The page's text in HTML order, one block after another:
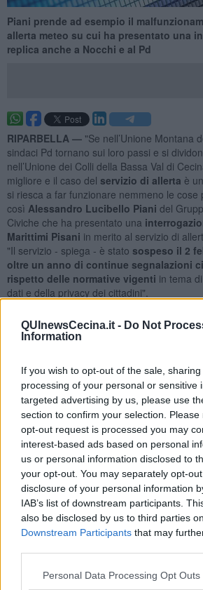
QUInewsCecina.it - Do Not
Information
If you wish to opt-out of the sale,
processing of your personal or sensitive
targeted advertising by us, please use
section to confirm your selection.
opt-out request is processed you may
interest-based ads based on personal
us or personal information disclosed to
your opt-out. You may separately opt-
disclosure of your personal information
IAB’s list of downstream participants.
also be disclosed by us to third parties
Downstream Participants that may
Personal Data Processing Opt Outs
Piani prende ad esempio il
allerta meteo su cui ha presentato una
replica anche a Nocchi e al Pd
RIPARBELLA — "Se nell’Unione Montana
sindaci Pd tornano sui loro passi e si
nell’Unione dei Colli della Bassa Val di
migliore e il caso del servizio di allerta è
si riesca a far funzionare nemmeno le cose
così Alessandro Lucibello Piani del
Civiche che ha presentato una
Marittimi Pisani in merito al servizio di
"Il servizio - spiega - è stato sospeso il 2
oltre un anno di continue segnalazioni
rispetto delle normative vigenti in tema
dati e della privacy dei cittadini".
"Il servizio - illustra - permetteva a chiunque
un qualsiasi numero di telefonosenza
titolari o meno di quel numero;
nemmeno di cosa si veniva eventualmente
gestore della banca dati".
Ad inizio febbraio "il responsabile del
Pollina si è attivato e ha sospeso il servizio
concessionaria 'sistemasse' le irregolarità".
Piani - trascorso oltre un mese da tale
risulta ancora inattivo e così nei
dei cinque comuni collinari restano
nemmeno che il servizio è stato
violare le normative, e rischiare le
previste, in una materia delicata e al